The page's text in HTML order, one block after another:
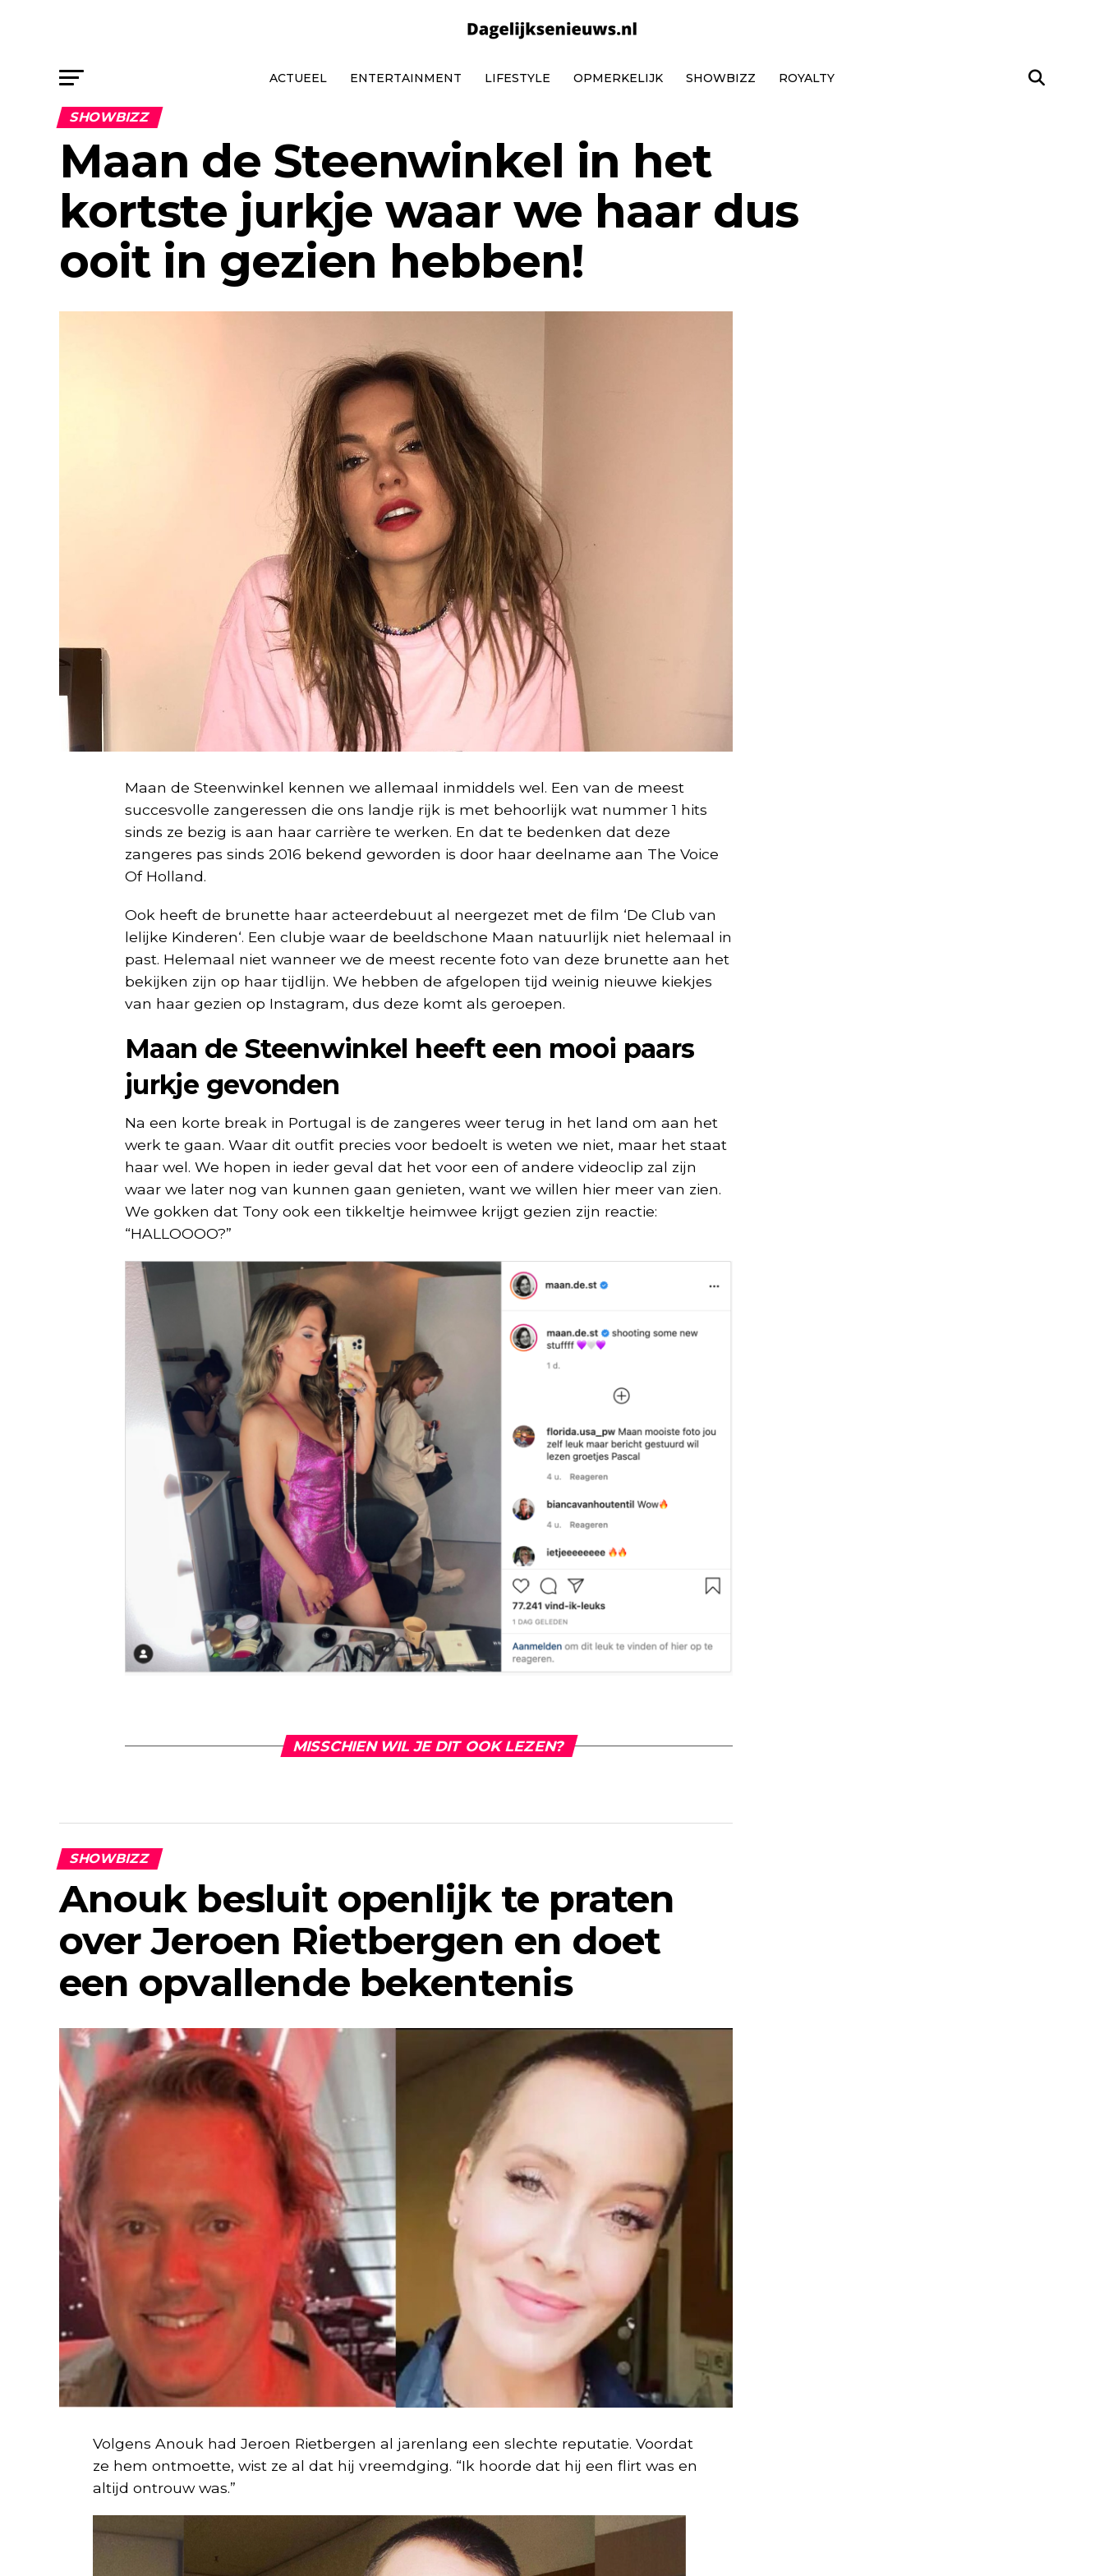
ACTUEEL ENTERTAINMENT LIFESTYLE OPMERKELIJK SHOWBIZZ ROYALTY
SHOWBIZZ
Maan de Steenwinkel in het
kortste jurkje waar we haar dus
ooit in gezien hebben!
Maan de Steenwinkel kennen we allemaal inmiddels wel. Een van de meest
succesvolle zangeressen die ons landje rijk is met behoorlijk wat nummer 1 hits
sinds ze bezig is aan haar carrière te werken. En dat te bedenken dat deze
zangeres pas sinds 2016 bekend geworden is door haar deelname aan The Voice
Of Holland.
Ook heeft de brunette haar acteerdebuut al neergezet met de film ‘De Club van
lelijke Kinderen‘. Een clubje waar de beeldschone Maan natuurlijk niet helemaal in
past. Helemaal niet wanneer we de meest recente foto van deze brunette aan het
bekijken zijn op haar tijdlijn. We hebben de afgelopen tijd weinig nieuwe kiekjes
van haar gezien op Instagram, dus deze komt als geroepen.
Maan de Steenwinkel heeft een mooi paars
jurkje gevonden
Na een korte break in Portugal is de zangeres weer terug in het land om aan het
werk te gaan. Waar dit outfit precies voor bedoelt is weten we niet, maar het staat
haar wel. We hopen in ieder geval dat het voor een of andere videoclip zal zijn
waar we later nog van kunnen gaan genieten, want we willen hier meer van zien.
We gokken dat Tony ook een tikkeltje heimwee krijgt gezien zijn reactie:
“HALLOOOO?”
MISSCHIEN WIL JE DIT OOK LEZEN?
SHOWBIZZ
Anouk besluit openlijk te praten
over Jeroen Rietbergen en doet
een opvallende bekentenis
Volgens Anouk had Jeroen Rietbergen al jarenlang een slechte reputatie. Voordat
ze hem ontmoette, wist ze al dat hij vreemdging. “Ik hoorde dat hij een flirt was en
altijd ontrouw was.”